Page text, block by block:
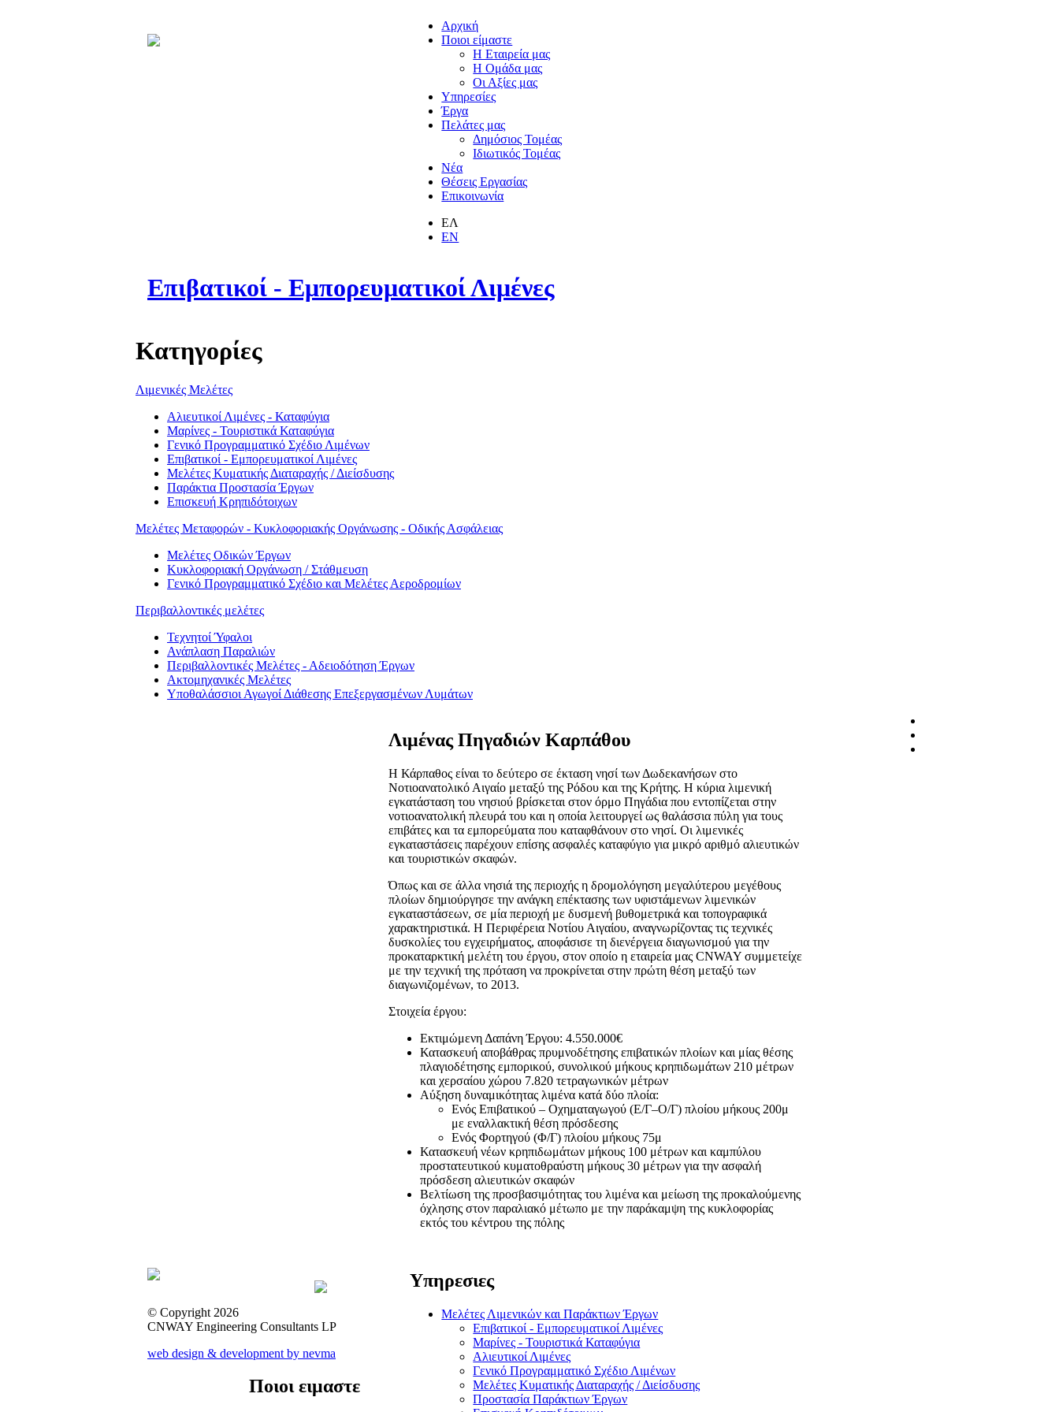
Αρχική
Ποιοι είμαστε
Η Εταιρεία μας
Η Ομάδα μας
Οι Αξίες μας
Υπηρεσίες
Έργα
Πελάτες μας
Δημόσιος Τομέας
Ιδιωτικός Τομέας
Νέα
Θέσεις Εργασίας
Επικοινωνία
ΕΛ
EN
Επιβατικοί - Εμπορευματικοί Λιμένες
Κατηγορίες
Λιμενικές Μελέτες
Αλιευτικοί Λιμένες - Καταφύγια
Μαρίνες - Τουριστικά Καταφύγια
Γενικό Προγραμματικό Σχέδιο Λιμένων
Επιβατικοί - Εμπορευματικοί Λιμένες
Μελέτες Κυματικής Διαταραχής / Διείσδυσης
Παράκτια Προστασία Έργων
Επισκευή Κρηπιδότοιχων
Μελέτες Μεταφορών - Κυκλοφοριακής Οργάνωσης - Οδικής Ασφάλειας
Μελέτες Οδικών Έργων
Κυκλοφοριακή Οργάνωση / Στάθμευση
Γενικό Προγραμματικό Σχέδιο και Μελέτες Αεροδρομίων
Περιβαλλοντικές μελέτες
Τεχνητοί Ύφαλοι
Ανάπλαση Παραλιών
Περιβαλλοντικές Μελέτες - Αδειοδότηση Έργων
Ακτομηχανικές Μελέτες
Υποθαλάσσιοι Αγωγοί Διάθεσης Επεξεργασμένων Λυμάτων
Λιμένας Πηγαδιών Καρπάθου
Η Κάρπαθος είναι το δεύτερο σε έκταση νησί των Δωδεκανήσων στο
Νοτιοανατολικό Αιγαίο μεταξύ της Ρόδου και της Κρήτης. Η κύρια λιμενική
εγκατάσταση του νησιού βρίσκεται στον όρμο Πηγάδια που εντοπίζεται στην
νοτιοανατολική πλευρά του και η οποία λειτουργεί ως θαλάσσια πύλη για τους
επιβάτες και τα εμπορεύματα που καταφθάνουν στο νησί. Οι λιμενικές
εγκαταστάσεις παρέχουν επίσης ασφαλές καταφύγιο για μικρό αριθμό αλιευτικών
και τουριστικών σκαφών.
Όπως και σε άλλα νησιά της περιοχής η δρομολόγηση μεγαλύτερου μεγέθους
πλοίων δημιούργησε την ανάγκη επέκτασης των υφιστάμενων λιμενικών
εγκαταστάσεων, σε μία περιοχή με δυσμενή βυθομετρικά και τοπογραφικά
χαρακτηριστικά. Η Περιφέρεια Νοτίου Αιγαίου, αναγνωρίζοντας τις τεχνικές
δυσκολίες του εγχειρήματος, αποφάσισε τη διενέργεια διαγωνισμού για την
προκαταρκτική μελέτη του έργου, στον οποίο η εταιρεία μας CNWAY συμμετείχε
με την τεχνική της πρόταση να προκρίνεται στην πρώτη θέση μεταξύ των
διαγωνιζομένων, το 2013.
Στοιχεία έργου:
Εκτιμώμενη Δαπάνη Έργου: 4.550.000€
Κατασκευή αποβάθρας πρυμνοδέτησης επιβατικών πλοίων και μίας θέσης
πλαγιοδέτησης εμπορικού, συνολικού μήκους κρηπιδωμάτων 210 μέτρων
και χερσαίου χώρου 7.820 τετραγωνικών μέτρων
Αύξηση δυναμικότητας λιμένα κατά δύο πλοία:
Ενός Επιβατικού – Οχηματαγωγού (Ε/Γ–Ο/Γ) πλοίου μήκους 200μ
με εναλλακτική θέση πρόσδεσης
Ενός Φορτηγού (Φ/Γ) πλοίου μήκους 75μ
Κατασκευή νέων κρηπιδωμάτων μήκους 100 μέτρων και καμπύλου
προστατευτικού κυματοθραύστη μήκους 30 μέτρων για την ασφαλή
πρόσδεση αλιευτικών σκαφών
Βελτίωση της προσβασιμότητας του λιμένα και μείωση της προκαλούμενης
όχλησης στον παραλιακό μέτωπο με την παράκαμψη της κυκλοφορίας
εκτός του κέντρου της πόλης
© Copyright 2026
CNWAY Engineering Consultants LP
web design & development by nevma
Ποιοι ειμαστε
Υπηρεσιες
Μελέτες Λιμενικών και Παράκτιων Έργων
Επιβατικοί - Εμπορευματικοί Λιμένες
Μαρίνες - Τουριστικά Καταφύγια
Αλιευτικοί Λιμένες
Γενικό Προγραμματικό Σχέδιο Λιμένων
Μελέτες Κυματικής Διαταραχής / Διείσδυσης
Προστασία Παράκτιων Έργων